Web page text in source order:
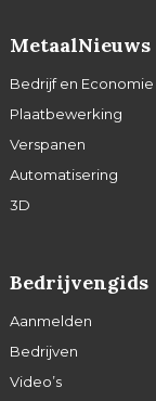
MetaalNieuws
Bedrijf en Economie
Plaatbewerking
Verspanen
Automatisering
3D
Bedrijvengids
Aanmelden
Bedrijven
Video’s